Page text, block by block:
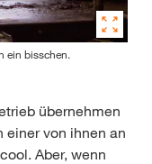
ein bisschen.
übernehmen
einer von ihnen an
Aber, wenn